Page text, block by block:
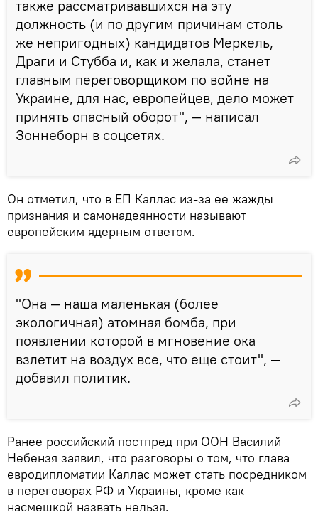
также рассматривавшихся на эту
должность (и по другим причинам столь
же непригодных) кандидатов Меркель,
Драги и Стубба и, как и желала, станет
главным переговорщиком по войне на
Украине, для нас, европейцев, дело может
принять опасный оборот", — написал
Зоннеборн в соцсетях.
Он отметил, что в ЕП Каллас из-за ее жажды
признания и самонадеянности называют
европейским ядерным ответом.
"Она — наша маленькая (более
экологичная) атомная бомба, при
появлении которой в мгновение ока
взлетит на воздух все, что еще стоит", —
добавил политик.
Ранее российский постпред при ООН Василий
Небензя заявил, что разговоры о том, что глава
евродипломатии Каллас может стать посредником
в переговорах РФ и Украины, кроме как
насмешкой назвать нельзя.